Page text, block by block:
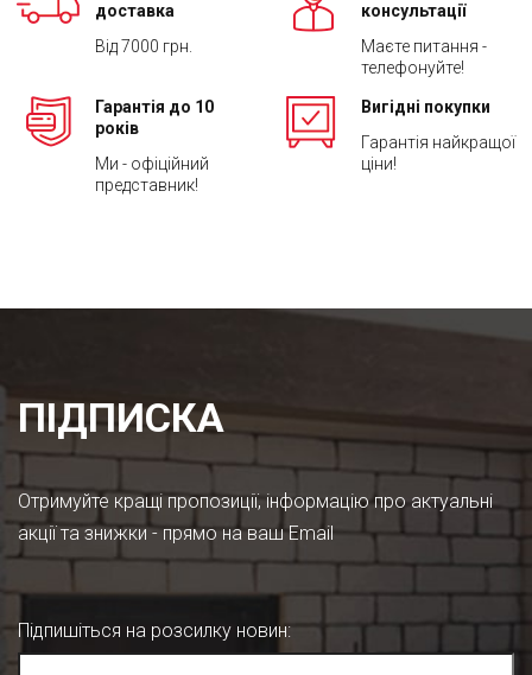
доставка
Від 7000 грн.
консультації
Маєте питання -
телефонуйте!
Гарантія до 10
років
Ми - офіційний
представник!
Вигідні покупки
Гарантія найкращої
ціни!
ПІДПИСКА
Отримуйте кращі пропозиції, інформацію про актуальні
акції та знижки - прямо на ваш Email
Підпишіться на розсилку новин: